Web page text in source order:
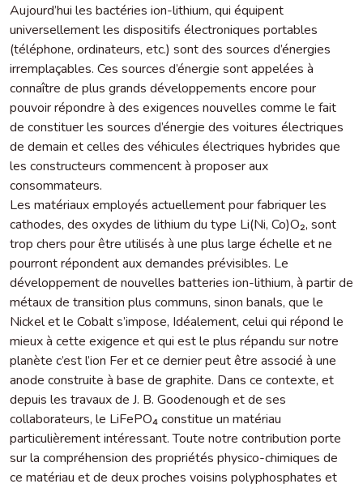
Aujourd’hui les bactéries ion-lithium, qui équipent
universellement les dispositifs électroniques portables
(téléphone, ordinateurs, etc.) sont des sources d’énergies
irremplaçables. Ces sources d’énergie sont appelées à
connaître de plus grands développements encore pour
pouvoir répondre à des exigences nouvelles comme le fait
de constituer les sources d’énergie des voitures électriques
de demain et celles des véhicules électriques hybrides que
les constructeurs commencent à proposer aux
consommateurs.
Les matériaux employés actuellement pour fabriquer les
cathodes, des oxydes de lithium du type Li(Ni, Co)O₂, sont
trop chers pour être utilisés à une plus large échelle et ne
pourront répondent aux demandes prévisibles. Le
développement de nouvelles batteries ion-lithium, à partir de
métaux de transition plus communs, sinon banals, que le
Nickel et le Cobalt s’impose, Idéalement, celui qui répond le
mieux à cette exigence et qui est le plus répandu sur notre
planète c’est l’ion Fer et ce dernier peut être associé à une
anode construite à base de graphite. Dans ce contexte, et
depuis les travaux de J. B. Goodenough et de ses
collaborateurs, le LiFePO₄ constitue un matériau
particulièrement intéressant. Toute notre contribution porte
sur la compréhension des propriétés physico-chimiques de
ce matériau et de deux proches voisins polyphosphates et